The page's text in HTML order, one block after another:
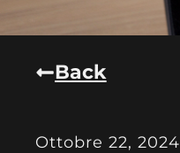
Back
Ottobre 22, 2024